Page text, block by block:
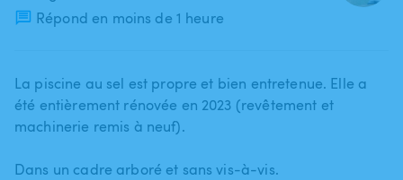
Répond en moins de 1 heure
La piscine au sel est propre et bien entretenue. Elle a
été entièrement rénovée en 2023 (revêtement et
machinerie remis à neuf).
Dans un cadre arboré et sans vis-à-vis.